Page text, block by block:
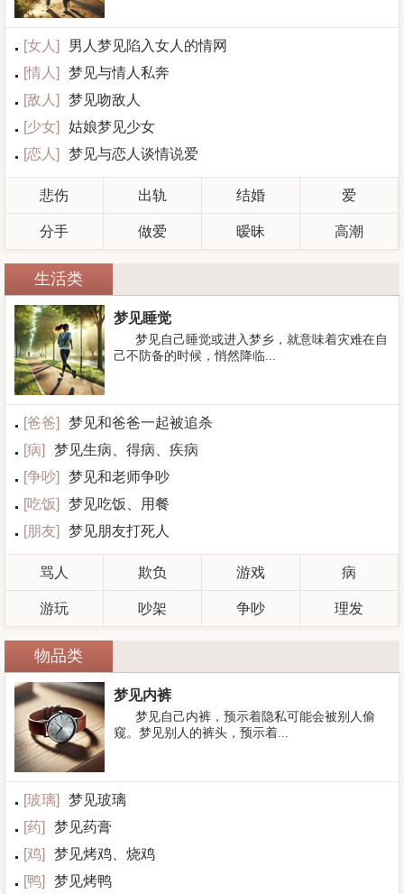
[女人 ]
男人梦见陷入女人的情网
[情人 ]
梦见与情人私奔
[敌人 ]
梦见吻敌人
[少女]
姑娘梦见少女
[恋人 ] 梦见与恋人谈情说爱
悲伤 出轨 结婚 爱
分手 做爱 暧昧 高潮
生活类
梦见睡觉
梦见自己睡觉或进入梦乡，就意味着灾难在自
己不防备的时候，悄然降临...
[爸爸]
梦见和爸爸一起被追杀
[病]
梦见生病、得病、疾病
[争吵]
梦见和老师争吵
[吃饭]
梦见吃饭、用餐
[朋友] 梦见朋友打死人
骂人 欺负 游戏 病
游玩 吵架 争吵 理发
物品类
梦见内裤
梦见自己内裤，预示着隐私可能会被别人偷
窥。梦见别人的裤头，预示着...
[玻璃]
梦见玻璃
[药]
梦见药膏
[鸡]
梦见烤鸡、烧鸡
[鸭] 梦见烤鸭